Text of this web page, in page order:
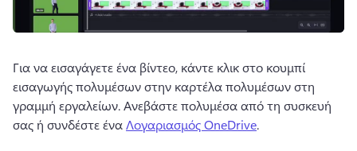
Για να εισαγάγετε ένα βίντεο, κάντε κλικ στο κουμπί
εισαγωγής πολυμέσων στην καρτέλα πολυμέσων στη
γραμμή εργαλείων. Ανεβάστε πολυμέσα από τη συσκευή
σας ή συνδέστε ένα Λογαριασμός OneDrive.